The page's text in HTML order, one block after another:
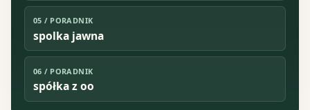
05 / PORADNIK
spolka jawna
06 / PORADNIK
spółka z oo